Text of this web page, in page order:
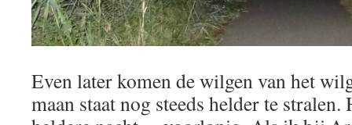
Even later komen de wilgen van het
maan staat nog steeds helder te